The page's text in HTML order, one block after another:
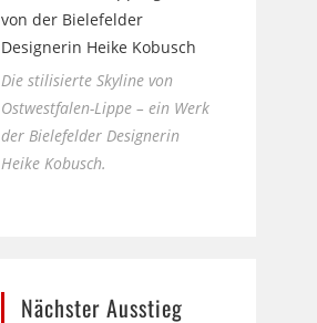
Die stilisierte Skyline von
Ostwestfalen-Lippe – ein Werk
der Bielefelder Designerin
Heike Kobusch.
Nächster Ausstieg